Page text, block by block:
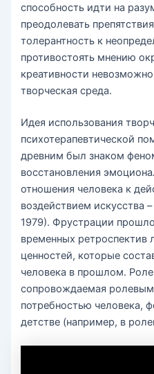
способность идти на
преодолевать
толерантность к
противостоять мнению
креативности
творческая среда.
Идея использования
психотерапевтической
древним был знаком
восстановления
отношения человека к
воздействием искусства
1979). Фрустрации
временных ретроспектив
ценностей, которые
человека в прошлом.
сопровождаемая
потребностью человека,
детстве (например, в